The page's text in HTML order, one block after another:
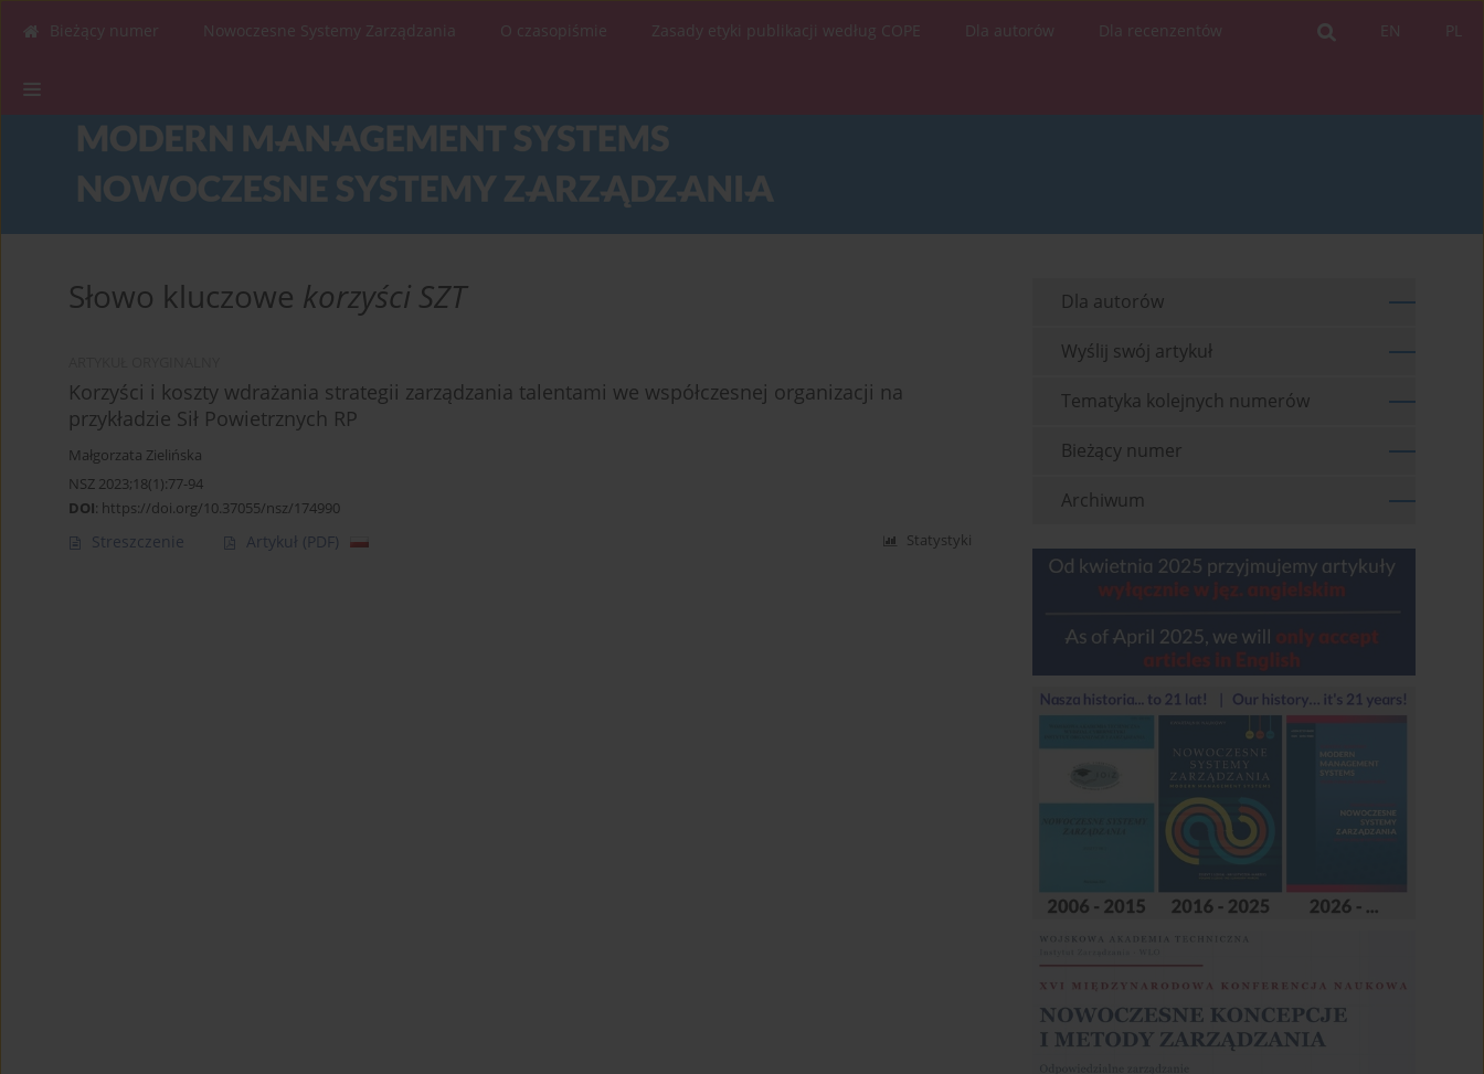
PL
EN
Bieżący numer Nowoczesne Systemy Zarządzania O czasopiśmie Zasady etyki publikacji według COPE Dla autorów Dla recenzentów
Słowo kluczowe korzyści SZT
Korzyści i koszty wdrażania strategii zarządzania talentami we współczesnej organizacji na
przykładzie Sił Powietrznych RP
Małgorzata Zielińska
NSZ 2023;18(1):77-94
DOI: https://doi.org/10.37055/nsz/174990
Streszczenie Artykuł (PDF) Statystyki
Dla autorów
Wyślij swój artykuł
Tematyka kolejnych numerów
Bieżący numer
Archiwum